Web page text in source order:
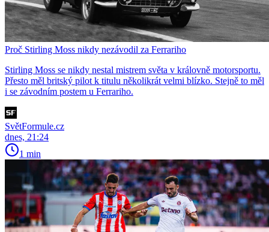
Proč Stirling Moss nikdy nezávodil za Ferrariho
Stirling Moss se nikdy nestal mistrem světa v královně motorsportu.
Přesto měl britský pilot k titulu několikrát velmi blízko. Stejně to měl
i se závodním postem u Ferrariho.
SvětFormule.cz
dnes, 21:24
1 min